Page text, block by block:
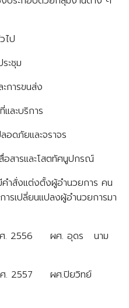
ป
ชุม
ารขนส่ง
ะบริการ
ภัยและจราจร
รและโสตทัศนูปกรณ์
สั่งแต่งตั้งผู้อำนวยการ คน
รเปลี่ยนแปลงผู้อำนวยการมา
2556 ผศ. อุดร นาม
2557 ผศ.ปิยวิทย์